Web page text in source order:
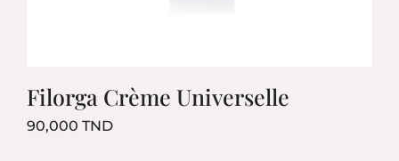
Filorga Crème Universelle
90,000 TNDPrix